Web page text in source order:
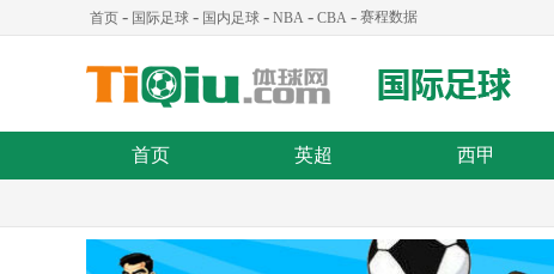
首页 - 国际足球 - 国内足球 - NBA - CBA - 赛程数据
首页 英超 西甲